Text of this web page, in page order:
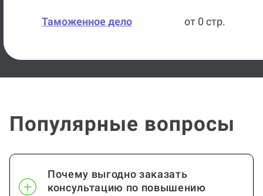
Таможенное дело от 0 стр.
от 0 стр.
Логистика от 0 стр.
запасами
от 0 стр.
Популярные вопросы
Почему выгодно заказать
консультацию по повышению